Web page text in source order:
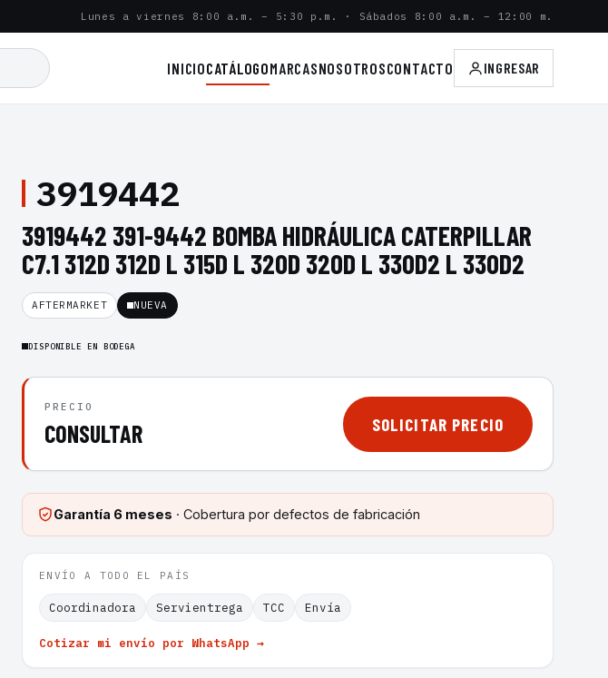
Lunes a viernes 8:00 a.m. – 5:30 p.m. · Sábados 8:00 a.m. – 12:00 m.
INICIOCATÁLOGOMARCASNOSOTROSCONTACTO INGRESAR
3919442
3919442 391-9442 BOMBA HIDRÁULICA CATERPILLAR
C7.1 312D 312D L 315D L 320D 320D L 330D2 L 330D2
AFTERMARKET NUEVA
DISPONIBLE EN BODEGA
PRECIO
CONSULTAR SOLICITAR PRECIO
Garantía 6 meses · Cobertura por defectos de fabricación
ENVÍO A TODO EL PAÍS
Coordinadora Servientrega TCC Envía
Cotizar mi envío por WhatsApp →